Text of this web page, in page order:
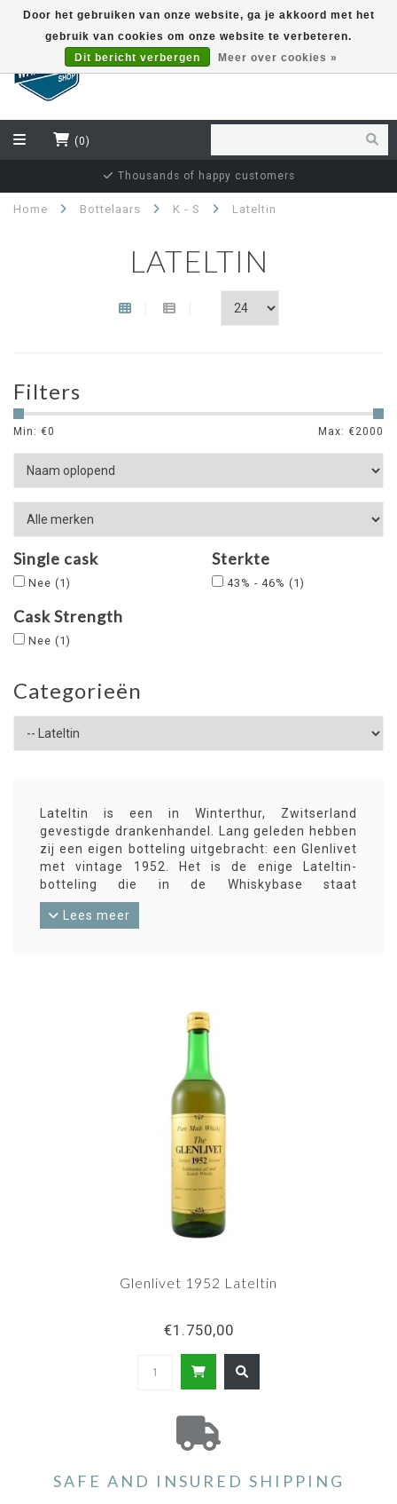
(0)
Thousands of happy customers
Home Bottelaars K - S Lateltin
LATELTIN
Filters
Min: €0 Max: €2000
Single cask
Nee (1)
Sterkte
43% - 46% (1)
Cask Strength
Nee (1)
Categorieën
Lateltin is een in Winterthur, Zwitserland
gevestigde drankenhandel. Lang geleden hebben
zij een eigen botteling uitgebracht: een Glenlivet
met vintage 1952. Het is de enige Lateltin-
botteling die in de Whiskybase staat
geregistreerd. En het is nu ook een echte
collector's item.
Lees meer
Glenlivet 1952 Lateltin
€1.750,00
Door het gebruiken van onze website, ga je akkoord met het
gebruik van cookies om onze website te verbeteren.
Dit bericht verbergen
Meer over cookies »
SAFE AND INSURED SHIPPING